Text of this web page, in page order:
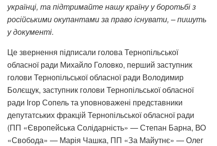
українці, та підтримайте нашу країну у боротьбі з
російськими окупантами за право існувати, – пишуть
у документі.
Це звернення підписали голова Тернопільської
обласної ради Михайло Головко, перший заступник
голови Тернопільської обласної ради Володимир
Болєщук, заступник голови Тернопільської обласної
ради Ігор Сопель та уповноважені представники
депутатських фракцій Тернопільської обласної ради
(ПП «Європейська Солідарність» — Степан Барна, ВО
«Свобода» — Марія Чашка, ПП «За Майутнє» — Олег